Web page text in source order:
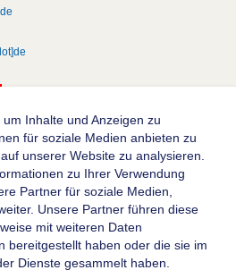
am Main
Inhalte und Anzeigen zu
für soziale Medien anbieten zu
unserer Website zu analysieren.
zu Ihrer Verwendung
Partner für soziale Medien,
Unsere Partner führen diese
mit weiteren Daten
bereitgestellt haben oder die sie im
Dienste gesammelt haben.